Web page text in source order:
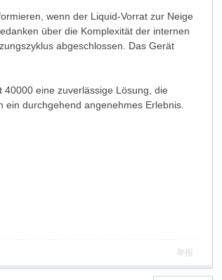
wenn der Liquid-Vorrat zur Neige
über die Komplexität der internen
abgeschlossen. Das Gerät
eine zuverlässige Lösung, die
durchgehend angenehmes Erlebnis.
举报